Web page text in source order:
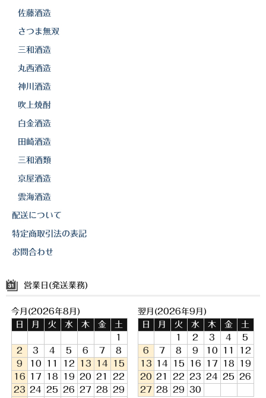
佐藤酒造
さつま無双
三和酒造
丸西酒造
神川酒造
吹上焼酎
白金酒造
田崎酒造
三和酒類
京屋酒造
雲海酒造
配送について
特定商取引法の表記
お問合わせ
営業日(発送業務)
今月(2026年8月)
日
月 火 水 木 金
土
1
2
3 4 5 6 7
8
9
10 11 12 13 14
15
16
17 18 19 20 21
22
23 24 25 26 27 28
29
翌月(2026年9月)
日
月 火 水 木 金
土
1
2 3 4
5
6
7 8 9 10 11
12
13
14 15 16 17 18
19
20 21 22 23 24 25
26
27 28 29 30